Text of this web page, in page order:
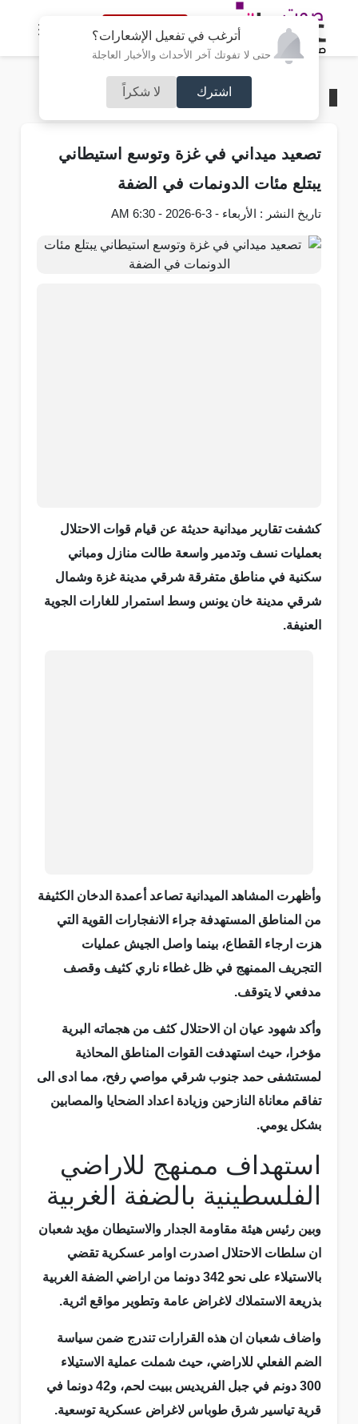
أترغب في تفعيل الإشعارات؟
حتى لا تفوتك آخر الأحداث والأخبار العاجلة
اشترك لا شكراً
النسخة الكاملة
فلسطين
تصعيد ميداني في غزة وتوسع استيطاني
يبتلع مئات الدونمات في الضفة
تاريخ النشر : الأربعاء - 3-6-2026 - 6:30 AM
كشفت تقارير ميدانية حديثة عن قيام قوات الاحتلال
بعمليات نسف وتدمير واسعة طالت منازل ومباني
سكنية في مناطق متفرقة شرقي مدينة غزة وشمال
شرقي مدينة خان يونس وسط استمرار للغارات الجوية
العنيفة.
وأظهرت المشاهد الميدانية تصاعد أعمدة الدخان الكثيفة
من المناطق المستهدفة جراء الانفجارات القوية التي
هزت ارجاء القطاع، بينما واصل الجيش عمليات
التجريف الممنهج في ظل غطاء ناري كثيف وقصف
مدفعي لا يتوقف.
وأكد شهود عيان ان الاحتلال كثف من هجماته البرية
مؤخرا، حيث استهدفت القوات المناطق المحاذية
لمستشفى حمد جنوب شرقي مواصي رفح، مما ادى الى
تفاقم معاناة النازحين وزيادة اعداد الضحايا والمصابين
بشكل يومي.
استهداف ممنهج للاراضي
الفلسطينية بالضفة الغربية
وبين رئيس هيئة مقاومة الجدار والاستيطان مؤيد شعبان
ان سلطات الاحتلال اصدرت اوامر عسكرية تقضي
بالاستيلاء على نحو 342 دونما من اراضي الضفة الغربية
بذريعة الاستملاك لاغراض عامة وتطوير مواقع اثرية.
واضاف شعبان ان هذه القرارات تندرج ضمن سياسة
الضم الفعلي للاراضي، حيث شملت عملية الاستيلاء
300 دونم في جبل الفريديس ببيت لحم، و42 دونما في
قرية تياسير شرق طوباس لاغراض عسكرية توسعية.